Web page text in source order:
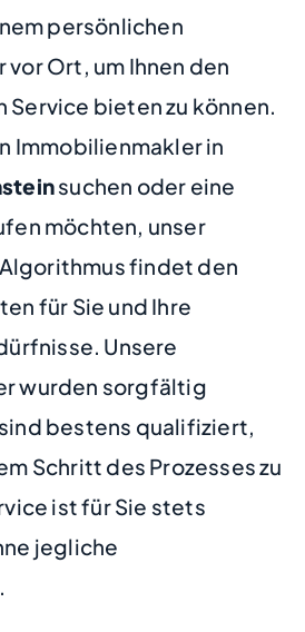
persönlichen
Ort, um Ihnen den
bieten zu können.
Immobilienmakler in
suchen oder eine
möchten, unser
findet den
für Sie und Ihre
Unsere
wurden sorgfältig
bestens qualifiziert,
Schritt des Prozesses zu
ist für Sie stets
jegliche